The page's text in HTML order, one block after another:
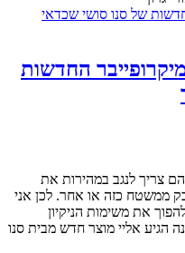
של סנו סושי שכדאי
החדשות
צריך לנגב במהירות את
ממשטח כזה או אחר. לכן אני
את משימות הניקיון
הגיע אליי מוצר חדש מבית סנו